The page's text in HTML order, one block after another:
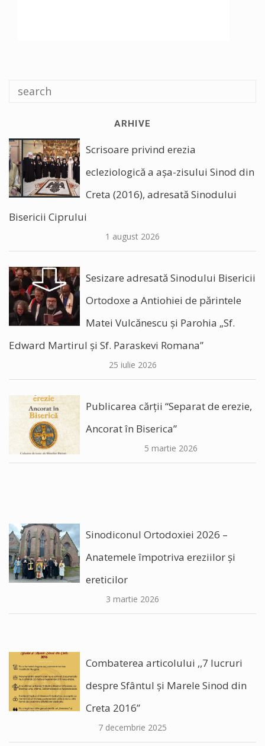
ARHIVE
Scrisoare privind erezia
ecleziologică a așa-zisului Sinod din
Creta (2016), adresată Sinodului
Bisericii Ciprului
1 august 2026
Sesizare adresată Sinodului Bisericii
Ortodoxe a Antiohiei de părintele
Matei Vulcănescu și Parohia „Sf.
Edward Martirul și Sf. Paraskevi Romana”
25 iulie 2026
Publicarea cărții “Separat de erezie,
Ancorat în Biserica”
5 martie 2026
Sinodiconul Ortodoxiei 2026 –
Anatemele împotriva ereziilor şi
ereticilor
3 martie 2026
Combaterea articolului ,,7 lucruri
despre Sfântul și Marele Sinod din
Creta 2016”
7 decembrie 2025